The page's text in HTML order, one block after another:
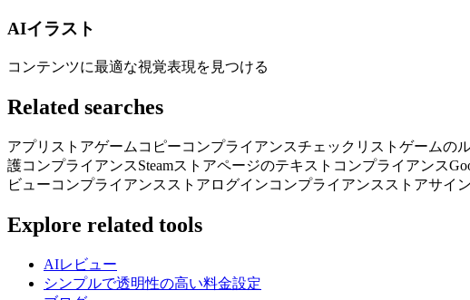
AIイラスト
コンテンツに最適な視覚表現を見つける
Related searches
アプリストアゲームコピーコンプライアンスチェックリスト ゲームの
護コンプライアンスSteamストアページのテキストコンプライアンス
ビューコンプライアンスストアログインコンプライアンスストアサイ
Explore related tools
AIレビュー
シンプルで透明性の高い料金設定